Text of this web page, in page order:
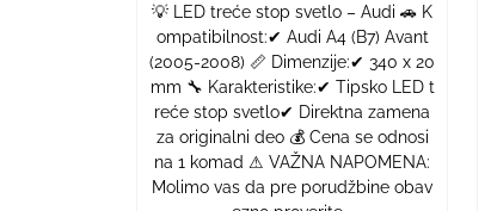
💡 LED treće stop svetlo – Audi 🚗 K
ompatibilnost:✔ Audi A4 (B7) Avant
(2005-2008) 📏 Dimenzije:✔ 340 x 20
mm 🔧 Karakteristike:✔ Tipsko LED t
reće stop svetlo✔ Direktna zamena
za originalni deo 💰 Cena se odnosi
na 1 komad ⚠ VAŽNA NAPOMENA:
Molimo vas da pre porudžbine obav